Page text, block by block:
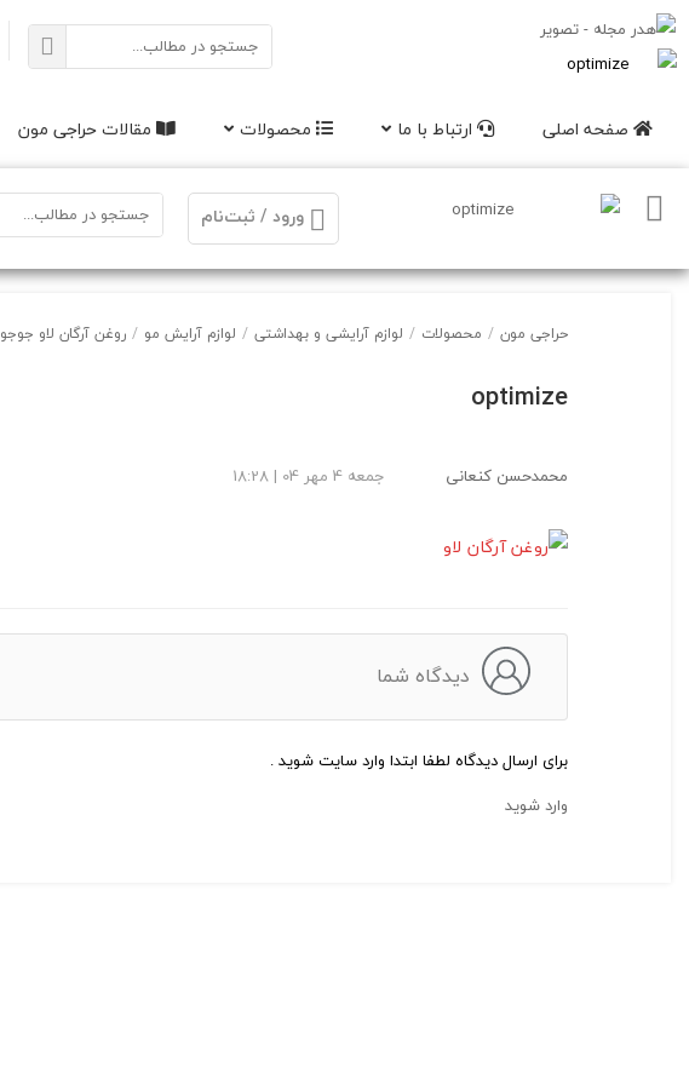
صفحه اصلی ارتباط با ما محصولات مقالات حراجی مون
ورود / ثبت‌نام
حراجی مون / محصولات / لوازم آرایشی و بهداشتی / لوازم آرایش مو / روغن آرگان لاو جوجو Love jojo اصلی مناسب مو آسیب دیده حجم 120 میل
optimize
محمدحسن کنعانی جمعه 4 مهر 04 | 18:28
دیدگاه شما
برای ارسال دیدگاه لطفا ابتدا وارد سایت شوید .
وارد شوید